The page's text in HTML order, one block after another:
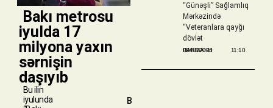
​ Bakı metrosu
iyulda 17
milyona yaxın
sərnişin
daşıyıb
Bu ilin
iyulunda
B
“Günəşli” Sağlamlıq
Mərkəzində
“Veteranlara qayğı
dövlət
BAKIBAKU
08/08/2026 11:10